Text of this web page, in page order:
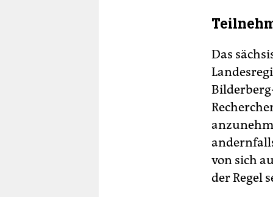
Das
von sich
der Regel